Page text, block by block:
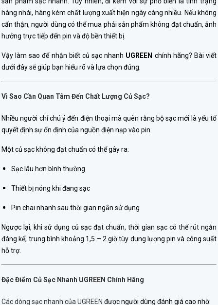
hàng nhái, hàng kém chất lượng xuất hiện ngày càng nhiều. Nếu không
cẩn thận, người dùng có thể mua phải sản phẩm không đạt chuẩn, ảnh
hưởng trực tiếp đến pin và độ bền thiết bị.
Vậy làm sao để nhận biết củ sạc nhanh UGREEN chính hãng? Bài viết
dưới đây sẽ giúp bạn hiểu rõ và lựa chọn đúng.
Vì Sao Cần Quan Tâm Đến Chất Lượng Củ Sạc?
Nhiều người chỉ chú ý đến điện thoại mà quên rằng bộ sạc mới là yếu tố
quyết định sự ổn định của nguồn điện nạp vào pin.
Một củ sạc không đạt chuẩn có thể gây ra:
Sạc lâu hơn bình thường
Thiết bị nóng khi đang sạc
Pin chai nhanh sau thời gian ngắn sử dụng
Ngược lại, khi sử dụng củ sạc đạt chuẩn, thời gian sạc có thể rút ngắn
đáng kể, trung bình khoảng 1,5 – 2 giờ tùy dung lượng pin và công suất
hỗ trợ.
Đặc Điểm Củ Sạc Nhanh UGREEN Chính Hãng
Các dòng sạc nhanh của UGREEN được người dùng đánh giá cao nhờ: